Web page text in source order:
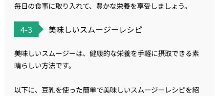
毎日の食事に取り入れて、豊かな栄養を享受しましょう。
4-3 美味しいスムージーレシピ
美味しいスムージーは、健康的な栄養を手軽に摂取できる素
晴らしい方法です。
以下に、豆乳を使った簡単で美味しいスムージーレシピを紹